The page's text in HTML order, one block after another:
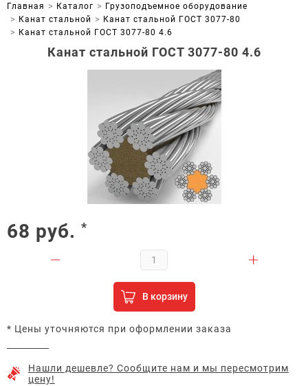
Главная Каталог
Грузоподъемное оборудование
Канат стальной
Канат стальной ГОСТ 3077-80
Канат стальной ГОСТ 3077-80 4.6
Канат стальной ГОСТ 3077-80 4.6
68 руб. *
В корзину
* Цены уточняются при оформлении заказа
Нашли дешевле? Сообщите нам и мы пересмотрим
цену!